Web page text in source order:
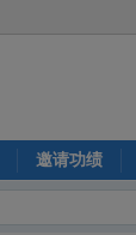
邀请功绩